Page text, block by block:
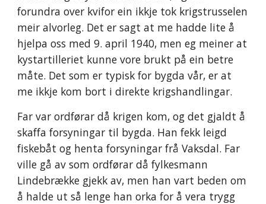
forundra over kvifor ein ikkje tok krigstrusselen
meir alvorleg. Det er sagt at me hadde lite å
hjelpa oss med 9. april 1940, men eg meiner at
kystartilleriet kunne vore brukt på ein betre
måte. Det som er typisk for bygda vår, er at
me ikkje kom bort i direkte krigshandlingar.
Far var ordførar då krigen kom, og det gjaldt å
skaffa forsyningar til bygda. Han fekk leigd
fiskebåt og henta forsyningar frå Vaksdal. Far
ville gå av som ordførar då fylkesmann
Lindebrække gjekk av, men han vart beden om
å halde ut så lenge han orka for å vera trygg